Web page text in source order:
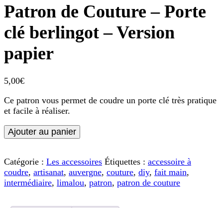
Patron de Couture – Porte
clé berlingot – Version
papier
5,00€
Ce patron vous permet de coudre un porte clé très pratique
et facile à réaliser.
quantité
de
de
Couture
-
Ajouter au panier
Catégorie : Les accessoires Étiquettes : accessoire à
coudre, artisanat, auvergne, couture, diy, fait main,
intermédiaire, limalou, patron, patron de couture